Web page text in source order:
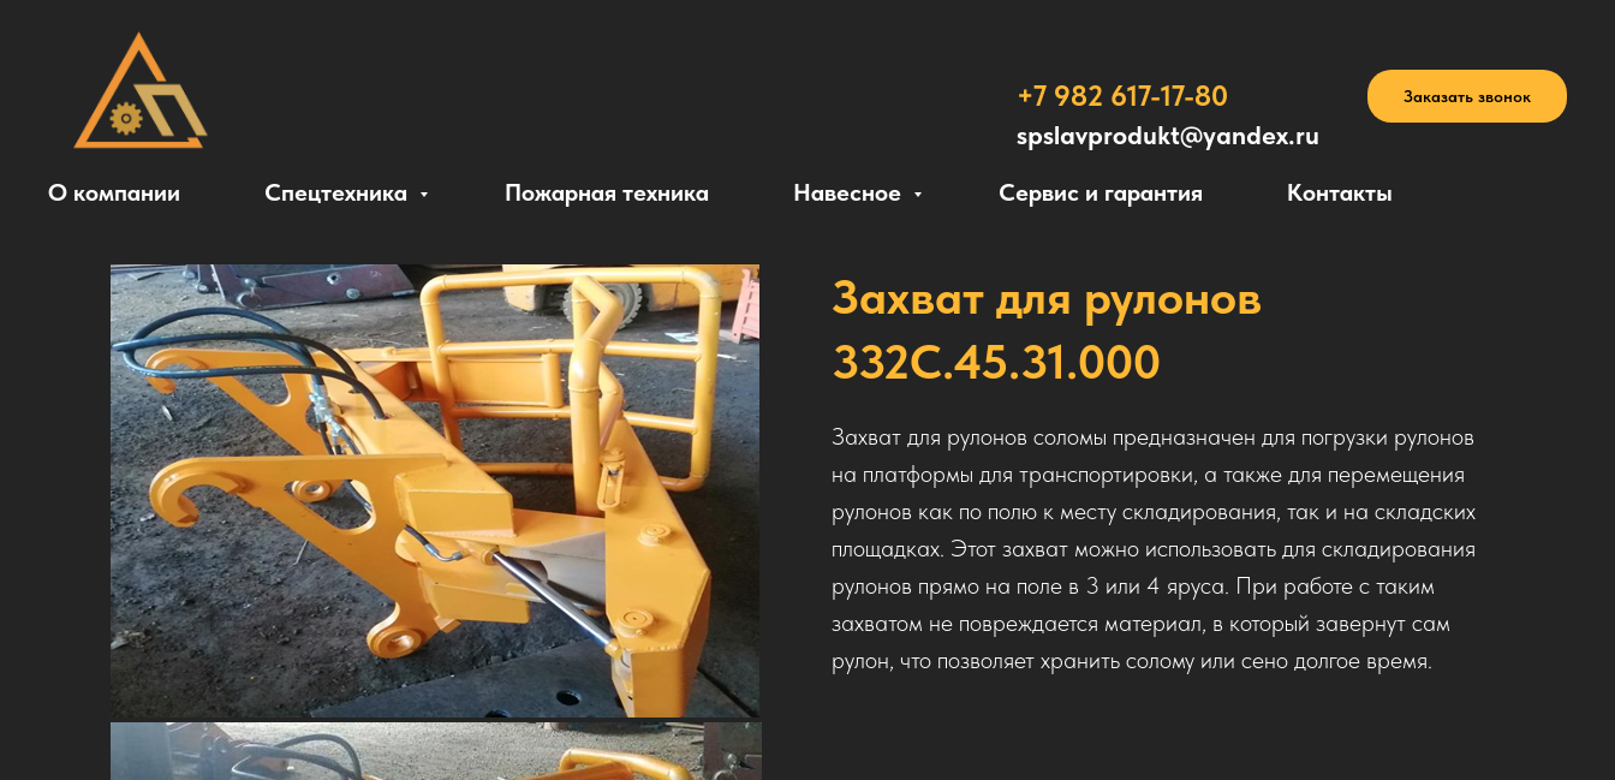
+7 982 617-17-80
spslavprodukt@yandex.ru
Заказать звонок
О компании Спецтехника Пожарная техника Навесное Сервис и гарантия Контакты
Захват для рулонов
332С.45.31.000
Захват для рулонов соломы предназначен для погрузки рулонов
на платформы для транспортировки, а также для перемещения
рулонов как по полю к месту складирования, так и на складских
площадках. Этот захват можно использовать для складирования
рулонов прямо на поле в 3 или 4 яруса. При работе с таким
захватом не повреждается материал, в который завернут сам
рулон, что позволяет хранить солому или сено долгое время.